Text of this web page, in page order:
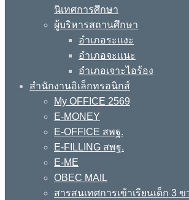
นิเทศการศึกษา
ผู้บริหารสถานศึกษา
อำเภอระแงะ
อำเภอจะแนะ
อำเภอเจาะไอร้อง
สำนักงานอิเล็กทรอนิกส์
My OFFICE 2569
E-MONEY
E-OFFICE สพฐ.
E-FILLING สพฐ.
E-ME
OBEC MAIL
สารสนเทศการเข้าเรียนเด็ก 3 ข